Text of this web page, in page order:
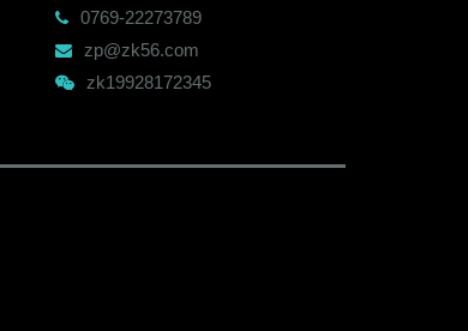
0769-22273789
zp@zk56.com
zk19928172345